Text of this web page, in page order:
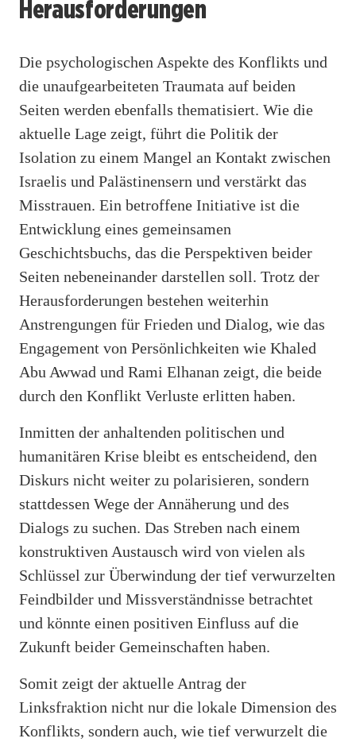
Herausforderungen
Die psychologischen Aspekte des Konflikts und
die unaufgearbeiteten Traumata auf beiden
Seiten werden ebenfalls thematisiert. Wie die
aktuelle Lage zeigt, führt die Politik der
Isolation zu einem Mangel an Kontakt zwischen
Israelis und Palästinensern und verstärkt das
Misstrauen. Ein betroffene Initiative ist die
Entwicklung eines gemeinsamen
Geschichtsbuchs, das die Perspektiven beider
Seiten nebeneinander darstellen soll. Trotz der
Herausforderungen bestehen weiterhin
Anstrengungen für Frieden und Dialog, wie das
Engagement von Persönlichkeiten wie Khaled
Abu Awwad und Rami Elhanan zeigt, die beide
durch den Konflikt Verluste erlitten haben.
Inmitten der anhaltenden politischen und
humanitären Krise bleibt es entscheidend, den
Diskurs nicht weiter zu polarisieren, sondern
stattdessen Wege der Annäherung und des
Dialogs zu suchen. Das Streben nach einem
konstruktiven Austausch wird von vielen als
Schlüssel zur Überwindung der tief verwurzelten
Feindbilder und Missverständnisse betrachtet
und könnte einen positiven Einfluss auf die
Zukunft beider Gemeinschaften haben.
Somit zeigt der aktuelle Antrag der
Linksfraktion nicht nur die lokale Dimension des
Konflikts, sondern auch, wie tief verwurzelt die